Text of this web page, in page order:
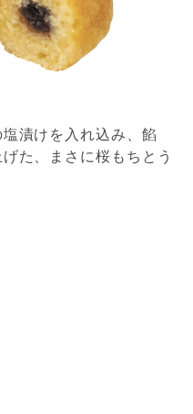
漬けを入れ込み、餡
た、まさに桜もちとう